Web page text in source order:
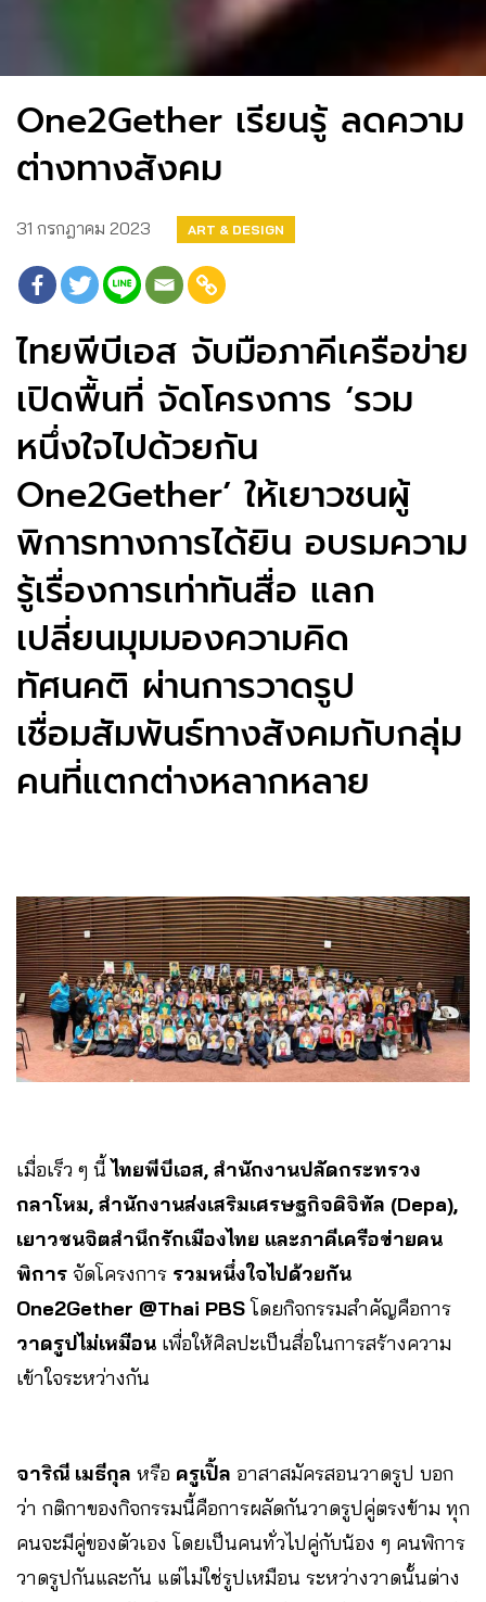
One2Gether เรียนรู้ ลดความ
ต่างทางสังคม
31 กรกฎาคม 2023 ART & DESIGN
ไทยพีบีเอส จับมือภาคีเครือข่าย
เปิดพื้นที่ จัดโครงการ ‘รวม
หนึ่งใจไปด้วยกัน
One2Gether’ ให้เยาวชนผู้
พิการทางการได้ยิน อบรมความ
รู้เรื่องการเท่าทันสื่อ แลก
เปลี่ยนมุมมองความคิด
ทัศนคติ ผ่านการวาดรูป
เชื่อมสัมพันธ์ทางสังคมกับกลุ่ม
คนที่แตกต่างหลากหลาย
เมื่อเร็ว ๆ นี้ไทยพีบีเอส, สำนักงานปลัดกระทรวง
กลาโหม, สำนักงานส่งเสริมเศรษฐกิจดิจิทัล (Depa),
เยาวชนจิตสำนึกรักเมืองไทย และภาคีเครือข่ายคน
พิการ จัดโครงการ รวมหนึ่งใจไปด้วยกัน
One2Gether @Thai PBSโดยกิจกรรมสำคัญคือการ
วาดรูปไม่เหมือน เพื่อให้ศิลปะเป็นสื่อในการสร้างความ
เข้าใจระหว่างกัน
จาริณี เมธีกุล หรือ ครูเปิ้ล อาสาสมัครสอนวาดรูป บอก
ว่า กติกาของกิจกรรมนี้คือการผลัดกันวาดรูปคู่ตรงข้าม ทุก
คนจะมีคู่ของตัวเอง โดยเป็นคนทั่วไปคู่กับน้อง ๆ คนพิการ
วาดรูปกันและกัน แต่ไม่ใช่รูปเหมือน ระหว่างวาดนั้นต่าง